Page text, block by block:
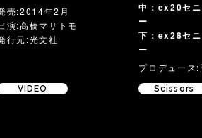
売:2014年2月
演:高橋マサトモ
行元:光文社
VIDEO
中：ex20セ
ー
下：ex28セ
ー
プロデュース:
Scissors